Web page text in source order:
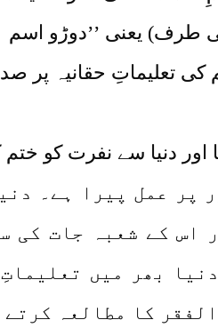
پر عمل پیرا ہے۔
اس کے شعبہ جات
بھر میں
کا مطالعہ کرتے